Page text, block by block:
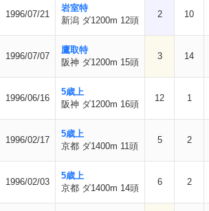
1996/07/21
岩室特
新潟 ダ1200m 12頭
2 10
1996/07/07
鷹取特
阪神 ダ1200m 15頭
3 14
1996/06/16
5歳上
阪神 ダ1200m 16頭
12 1
1996/02/17
5歳上
京都 ダ1400m 11頭
5 2
1996/02/03
5歳上
京都 ダ1400m 14頭
6 2